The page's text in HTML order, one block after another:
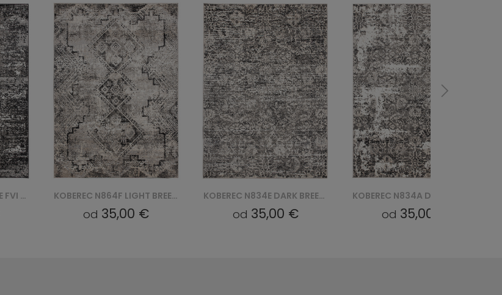
KOBEREC N864F LIGHT BREEZE FVI - SZARY KOBEREC N834E DARK BREEZE FVI - SZARY
od 35,00 €
KOBEREC N834A DARK BREEZE FVI - SZARY
od 35,00 € od 35,00 €